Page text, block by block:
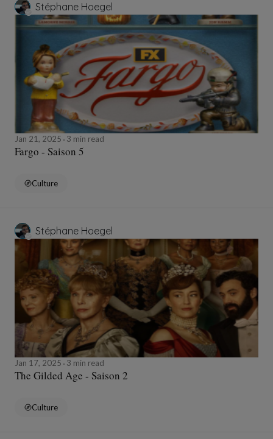
Stéphane Hoegel
Jan 21, 2025 3 min read
Fargo - Saison 5
Culture
Stéphane Hoegel
Jan 17, 2025 3 min read
The Gilded Age - Saison 2
Culture